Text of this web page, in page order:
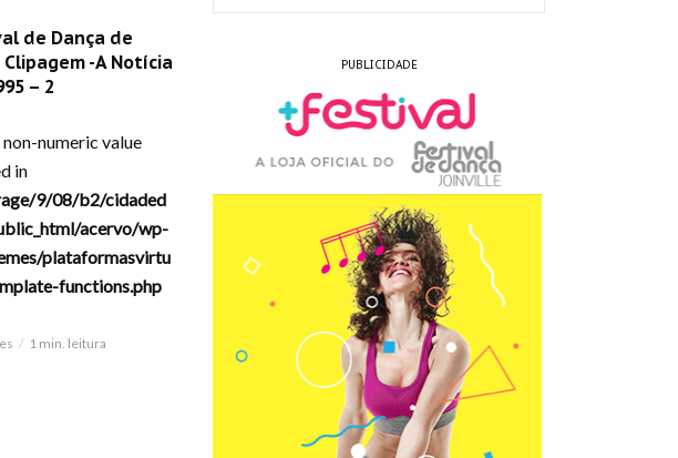
de Dança de
-A Notícia
– 2
non-numeric value
in
9/08/b2/cidaded
acervo/wp-
plataformasvirtu
functions.php
1 min. leitura
PUBLICIDADE